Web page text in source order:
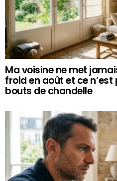
Ma voisine ne met
froid en août et ce
bouts de chandelle